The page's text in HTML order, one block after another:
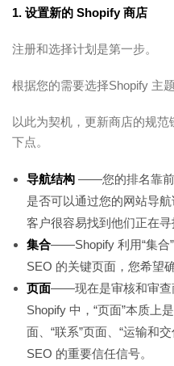
1. 设置新的 Shopify 商店
注册和选择计划是第一步。
根据您的需要选择Shopify 主题
以此为契机，更新商店的规
下点。
导航结构 ——您的排名靠前
是否可以通过您的网站导
客户很容易找到他们正在寻
集合——Shopify 利用“集合
SEO 的关键页面，您希望
页面——现在是审核和审查
Shopify 中，“页面”本质上
面、“联系”页面、“运输和
SEO 的重要信任信号。